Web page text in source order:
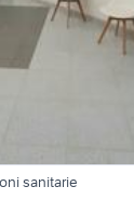
sanitarie